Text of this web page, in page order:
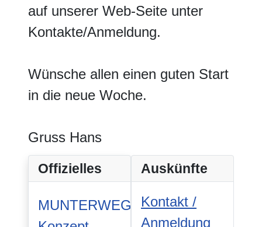
auf unserer Web-Seite unter
Kontakte/Anmeldung.
Wünsche allen einen guten Start
in die neue Woche.
Gruss Hans
Offizielles
MUNTERWEGS-
Auskünfte
Kontakt /
Anmeldung